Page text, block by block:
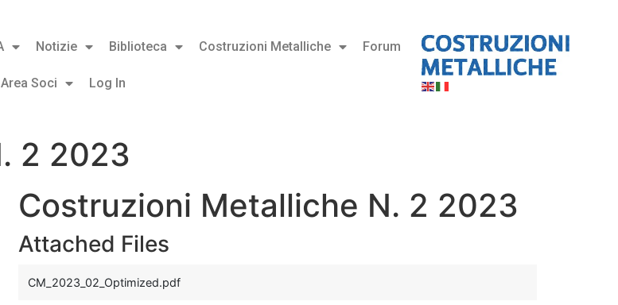
Notizie Biblioteca Costruzioni Metalliche Forum
Area Soci Log In
2 2023
Costruzioni Metalliche N. 2 2023
Attached Files
CM_2023_02_Optimized.pdf